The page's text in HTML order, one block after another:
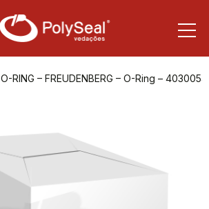
O-RING – FREUDENBERG – O-Ring –